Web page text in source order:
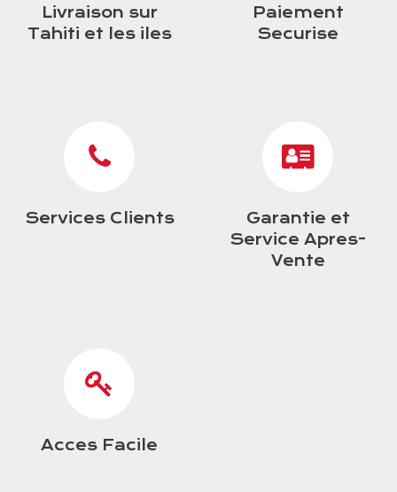
Livraison sur
Tahiti et les iles
Paiement
Securise
Services Clients
Garantie et
Service Apres-
Vente
Acces Facile